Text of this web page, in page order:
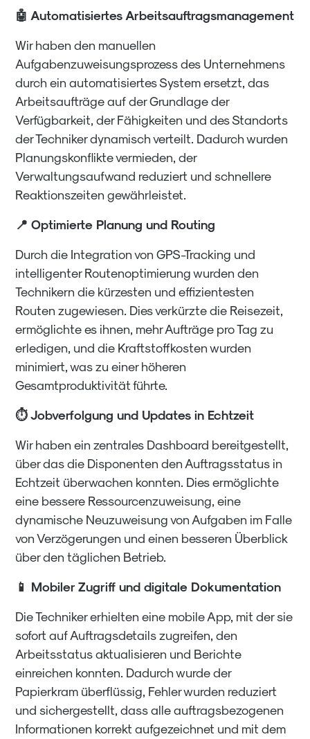
🤖 Automatisiertes Arbeitsauftragsmanagement
Wir haben den manuellen
Aufgabenzuweisungsprozess des Unternehmens
durch ein automatisiertes System ersetzt, das
Arbeitsaufträge auf der Grundlage der
Verfügbarkeit, der Fähigkeiten und des Standorts
der Techniker dynamisch verteilt. Dadurch wurden
Planungskonflikte vermieden, der
Verwaltungsaufwand reduziert und schnellere
Reaktionszeiten gewährleistet.
📍 Optimierte Planung und Routing
Durch die Integration von GPS-Tracking und
intelligenter Routenoptimierung wurden den
Technikern die kürzesten und effizientesten
Routen zugewiesen. Dies verkürzte die Reisezeit,
ermöglichte es ihnen, mehr Aufträge pro Tag zu
erledigen, und die Kraftstoffkosten wurden
minimiert, was zu einer höheren
Gesamtproduktivität führte.
⏱️ Jobverfolgung und Updates in Echtzeit
Wir haben ein zentrales Dashboard bereitgestellt,
über das die Disponenten den Auftragsstatus in
Echtzeit überwachen konnten. Dies ermöglichte
eine bessere Ressourcenzuweisung, eine
dynamische Neuzuweisung von Aufgaben im Falle
von Verzögerungen und einen besseren Überblick
über den täglichen Betrieb.
📱 Mobiler Zugriff und digitale Dokumentation
Die Techniker erhielten eine mobile App, mit der sie
sofort auf Auftragsdetails zugreifen, den
Arbeitsstatus aktualisieren und Berichte
einreichen konnten. Dadurch wurde der
Papierkram überflüssig, Fehler wurden reduziert
und sichergestellt, dass alle auftragsbezogenen
Informationen korrekt aufgezeichnet und mit dem